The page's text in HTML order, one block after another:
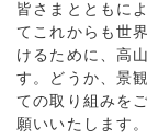
皆さまとともに
てこれからも世
けるために、高
す。どうか、景
ての取り組みを
願いいたします。